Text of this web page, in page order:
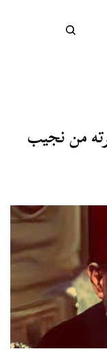
من نجيب